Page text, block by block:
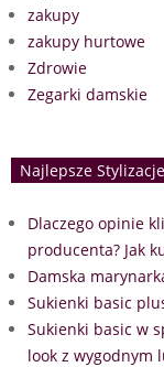
zakupy
zakupy hurtowe
Zdrowie
Zegarki damskie
Najlepsze
Dlaczego opinie
producenta? Jak
Damska
Sukienki basic
Sukienki basic w
look z wygodnym